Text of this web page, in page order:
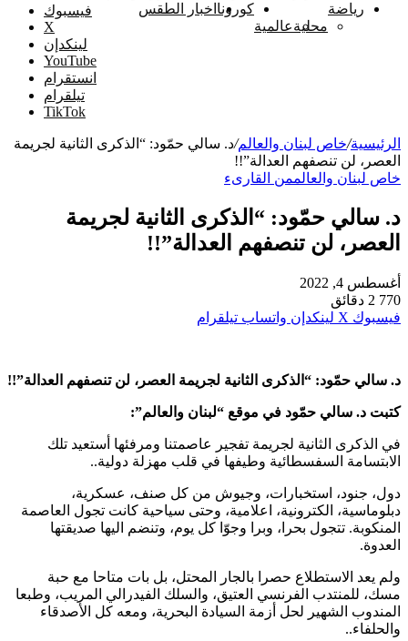
رياضة
محليةعالمية
كورونا اخبار الطقس
فيسبوك
‫X
لينكدإن
‫YouTube
انستقرام
تيلقرام
‫TikTok
الرئيسية/خاص لبنان والعالم/د. سالي حمّود: “الذكرى الثانية لجريمة
العصر، لن تنصفهم العدالة”!!
خاص لبنان والعالممن القارىء
د. سالي حمّود: “الذكرى الثانية لجريمة
العصر، لن تنصفهم العدالة”!!
أغسطس 4, 2022
770 2 دقائق
فيسبوك ‫X لينكدإن واتساب تيلقرام
د. سالي حمّود: “الذكرى الثانية لجريمة العصر، لن تنصفهم العدالة”!!
كتبت د. سالي حمّود في موقع “لبنان والعالم”:
في الذكرى الثانية لجريمة تفجير عاصمتنا ومرفئها أستعيد تلك
الابتسامة السفسطائية وطيفها في قلب مهزلة دولية..
دول، جنود، استخبارات، وجيوش من كل صنف، عسكرية،
دبلوماسية، الكترونية، اعلامية، وحتى سياحية كانت تجول العاصمة
المنكوبة. تتجول بحرا، وبرا وجوّا كل يوم، وتنضم اليها صديقتها
العدوة.
ولم يعد الاستطلاع حصرا بالجار المحتل، بل بات متاحا مع حبة
مسك، للمنتدب الفرنسي العتيق، والسلك الفيدرالي المريب، وطبعا
المندوب الشهير لحل أزمة السيادة البحرية، ومعه كل الأصدقاء
والحلفاء..